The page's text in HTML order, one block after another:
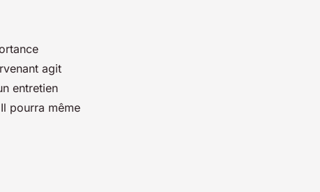
agit
entretien
pourra même